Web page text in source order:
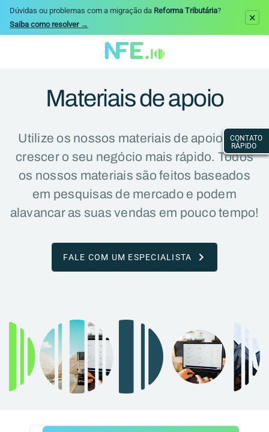
Dúvidas ou problemas com a migração da Reforma Tributária?
Saiba como resolver →
×
CONTATO
RÁPIDO
Materiais de apoio
Utilize os nossos materiais de apoio para
crescer o seu negócio mais rápido. Todos
os nossos materiais são feitos baseados
em pesquisas de mercado e podem
alavancar as suas vendas em pouco tempo!
FALE COM UM ESPECIALISTA